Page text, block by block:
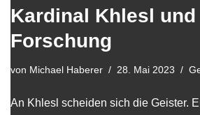
Kardinal Khlesl und
Forschung
von Michael Haberer 28. Mai 2023
An Khlesl scheiden sich die Geister.